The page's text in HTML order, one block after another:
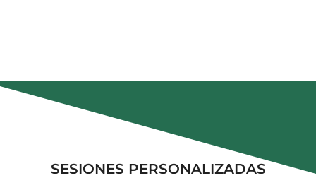
SESIONES PERSONALIZADAS